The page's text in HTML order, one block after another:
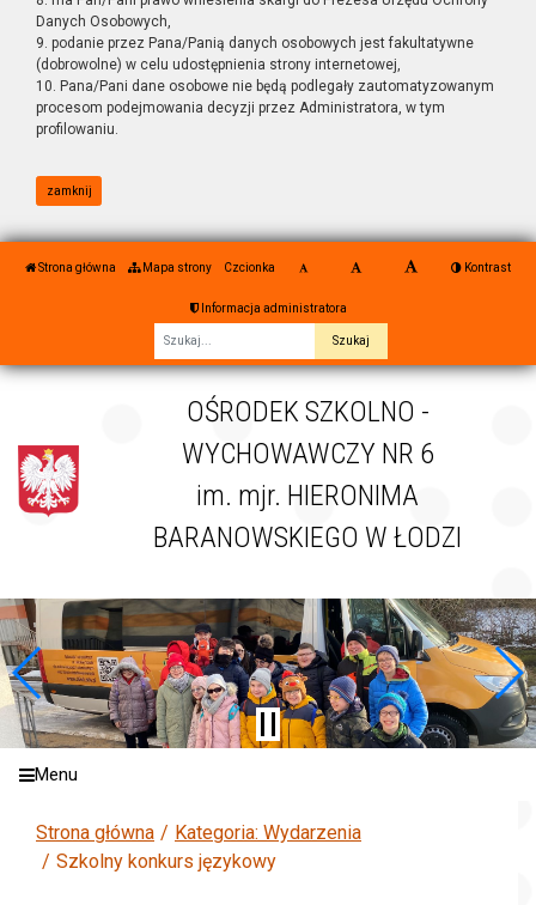
Danych Osobowych,
9. podanie przez Pana/Panią danych osobowych jest fakultatywne
(dobrowolne) w celu udostępnienia strony internetowej,
10. Pana/Pani dane osobowe nie będą podlegały zautomatyzowanym
procesom podejmowania decyzji przez Administratora, w tym
profilowaniu.
zamknij
Strona główna Mapa strony Czcionka Kontrast
Informacja administratora
OŚRODEK SZKOLNO -
WYCHOWAWCZY NR 6
im. mjr. HIERONIMA
BARANOWSKIEGO W ŁODZI
Menu
Strona główna
Kategoria: Wydarzenia
Szkolny konkurs językowy